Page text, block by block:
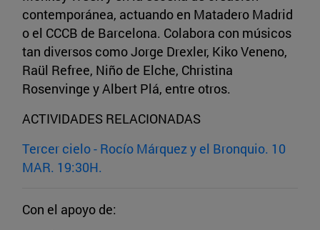
contemporánea, actuando en Matadero Madrid
o el CCCB de Barcelona. Colabora con músicos
tan diversos como Jorge Drexler, Kiko Veneno,
Raül Refree, Niño de Elche, Christina
Rosenvinge y Albert Plá, entre otros.
ACTIVIDADES RELACIONADAS
Tercer cielo - Rocío Márquez y el Bronquio. 10
MAR. 19:30H.
Con el apoyo de: